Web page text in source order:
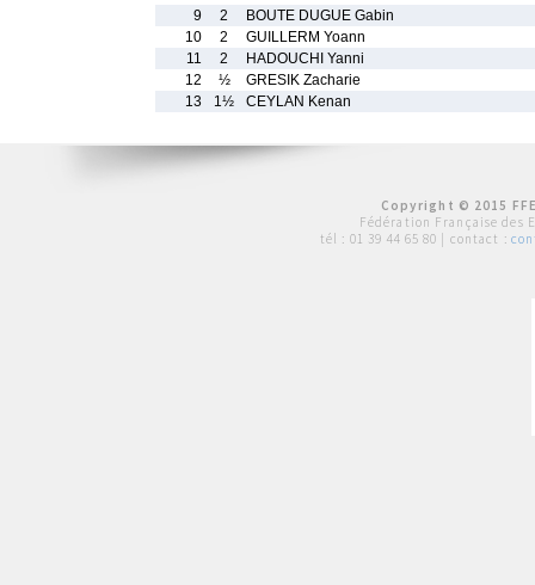
9
2
BOUTE DUGUE Gabin
10
2
GUILLERM Yoann
11
2
HADOUCHI Yanni
12
½
GRESIK Zacharie
13
1½ CEYLAN Kenan
Copyright © 2015
Fédération Française des
tél : 01 39 44 65 80 | contact :